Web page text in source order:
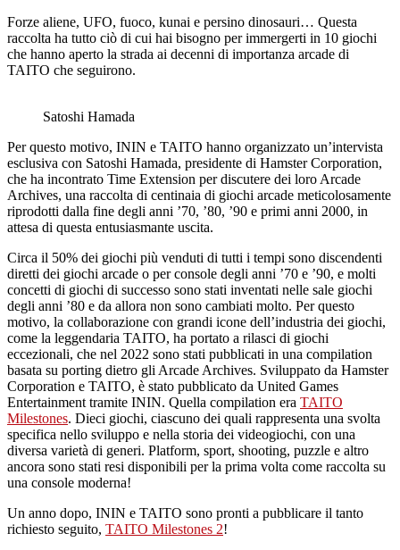
Forze aliene, UFO, fuoco, kunai e persino dinosauri… Questa
raccolta ha tutto ciò di cui hai bisogno per immergerti in 10 giochi
che hanno aperto la strada ai decenni di importanza arcade di
TAITO che seguirono.
Satoshi Hamada
Per questo motivo, ININ e TAITO hanno organizzato un’intervista
esclusiva con Satoshi Hamada, presidente di Hamster Corporation,
che ha incontrato Time Extension per discutere dei loro Arcade
Archives, una raccolta di centinaia di giochi arcade meticolosamente
riprodotti dalla fine degli anni ’70, ’80, ’90 e primi anni 2000, in
attesa di questa entusiasmante uscita.
Circa il 50% dei giochi più venduti di tutti i tempi sono discendenti
diretti dei giochi arcade o per console degli anni ’70 e ’90, e molti
concetti di giochi di successo sono stati inventati nelle sale giochi
degli anni ’80 e da allora non sono cambiati molto. Per questo
motivo, la collaborazione con grandi icone dell’industria dei giochi,
come la leggendaria TAITO, ha portato a rilasci di giochi
eccezionali, che nel 2022 sono stati pubblicati in una compilation
basata su porting dietro gli Arcade Archives. Sviluppato da Hamster
Corporation e TAITO, è stato pubblicato da United Games
Entertainment tramite ININ. Quella compilation era TAITO
Milestones. Dieci giochi, ciascuno dei quali rappresenta una svolta
specifica nello sviluppo e nella storia dei videogiochi, con una
diversa varietà di generi. Platform, sport, shooting, puzzle e altro
ancora sono stati resi disponibili per la prima volta come raccolta su
una console moderna!
Un anno dopo, ININ e TAITO sono pronti a pubblicare il tanto
richiesto seguito, TAITO Milestones 2!